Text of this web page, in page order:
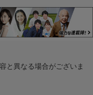
と異なる場合がございま